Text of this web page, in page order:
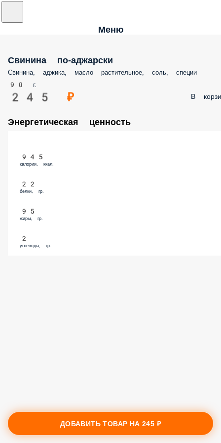
Меню
Свинина по-аджарски
Свинина, аджика, масло растительное, соль, специи
90 г.
245 ₽ В
Энергетическая ценность
945
калории, ккал.
22
белки, гр.
95
жиры, гр.
2
углеводы, гр.
ДОБАВИТЬ ТОВАР НА245 ₽